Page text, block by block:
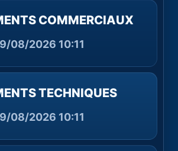
COMMERCIAUX
08/2026 10:11
TECHNIQUES
08/2026 10:11